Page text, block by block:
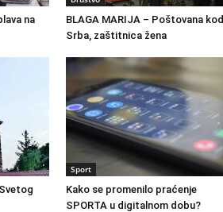
na
BLAGA MARIJA – Poštovana kod
Srba, zaštitnica žena
Sport
Kako se promenilo praćenje
SPORTA u digitalnom dobu?